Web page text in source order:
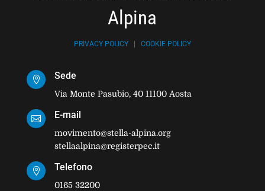
Alpina
PRIVACY POLICY| COOKIE POLICY
 Sede
Via Monte Pasubio, 40 11100 Aosta
 E-mail
movimento@stella-alpina.org
stellaalpina@registerpec.it
 Telefono
0165 32200